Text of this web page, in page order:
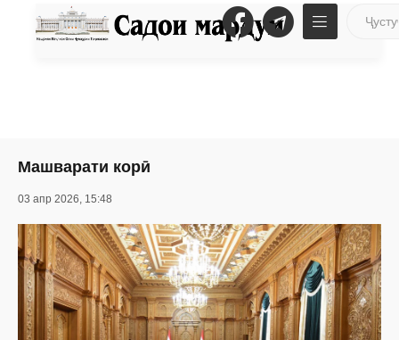
Машварати корӣ
03 апр 2026, 15:48